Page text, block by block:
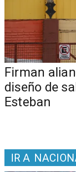
​​Firman
diseño de
Esteban
IR A